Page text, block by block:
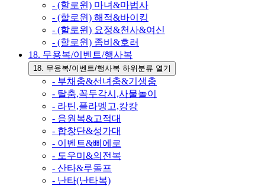
- (할로윈) 마녀&마법사
- (할로윈) 해적&바이킹
- (할로윈) 요정&천사&여신
- (할로윈) 좀비&호러
18. 무용복/이벤트/행사복
18. 무용복/이벤트/행사복 하위분류 열기
- 부채춤&선녀춤&기생춤
- 탈춤,꼭두각시,사물놀이
- 라틴,플라멩고,캉캉
- 응원복&고적대
- 합창단&성가대
- 이벤트&삐에로
- 도우미&의전복
- 산타&루돌프
- 난타(난타복)